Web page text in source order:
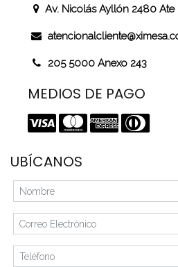
Av. Nicolás Ayllón 2480 Ate
205 5000 Anexo 243
MEDIOS DE PAGO
UBÍCANOS